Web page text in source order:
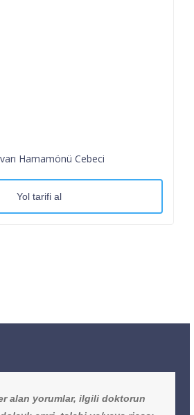
Hamamönü Cebeci
Yol tarifi al
alan yorumlar, ilgili doktorun